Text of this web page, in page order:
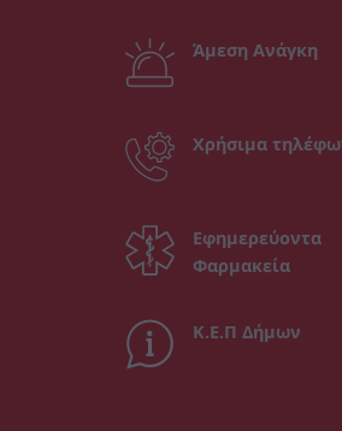
Άμεση Ανάγκη
Χρήσιμα
Εφημερεύοντα
Φαρμακεία
Κ.Ε.Π Δήμων